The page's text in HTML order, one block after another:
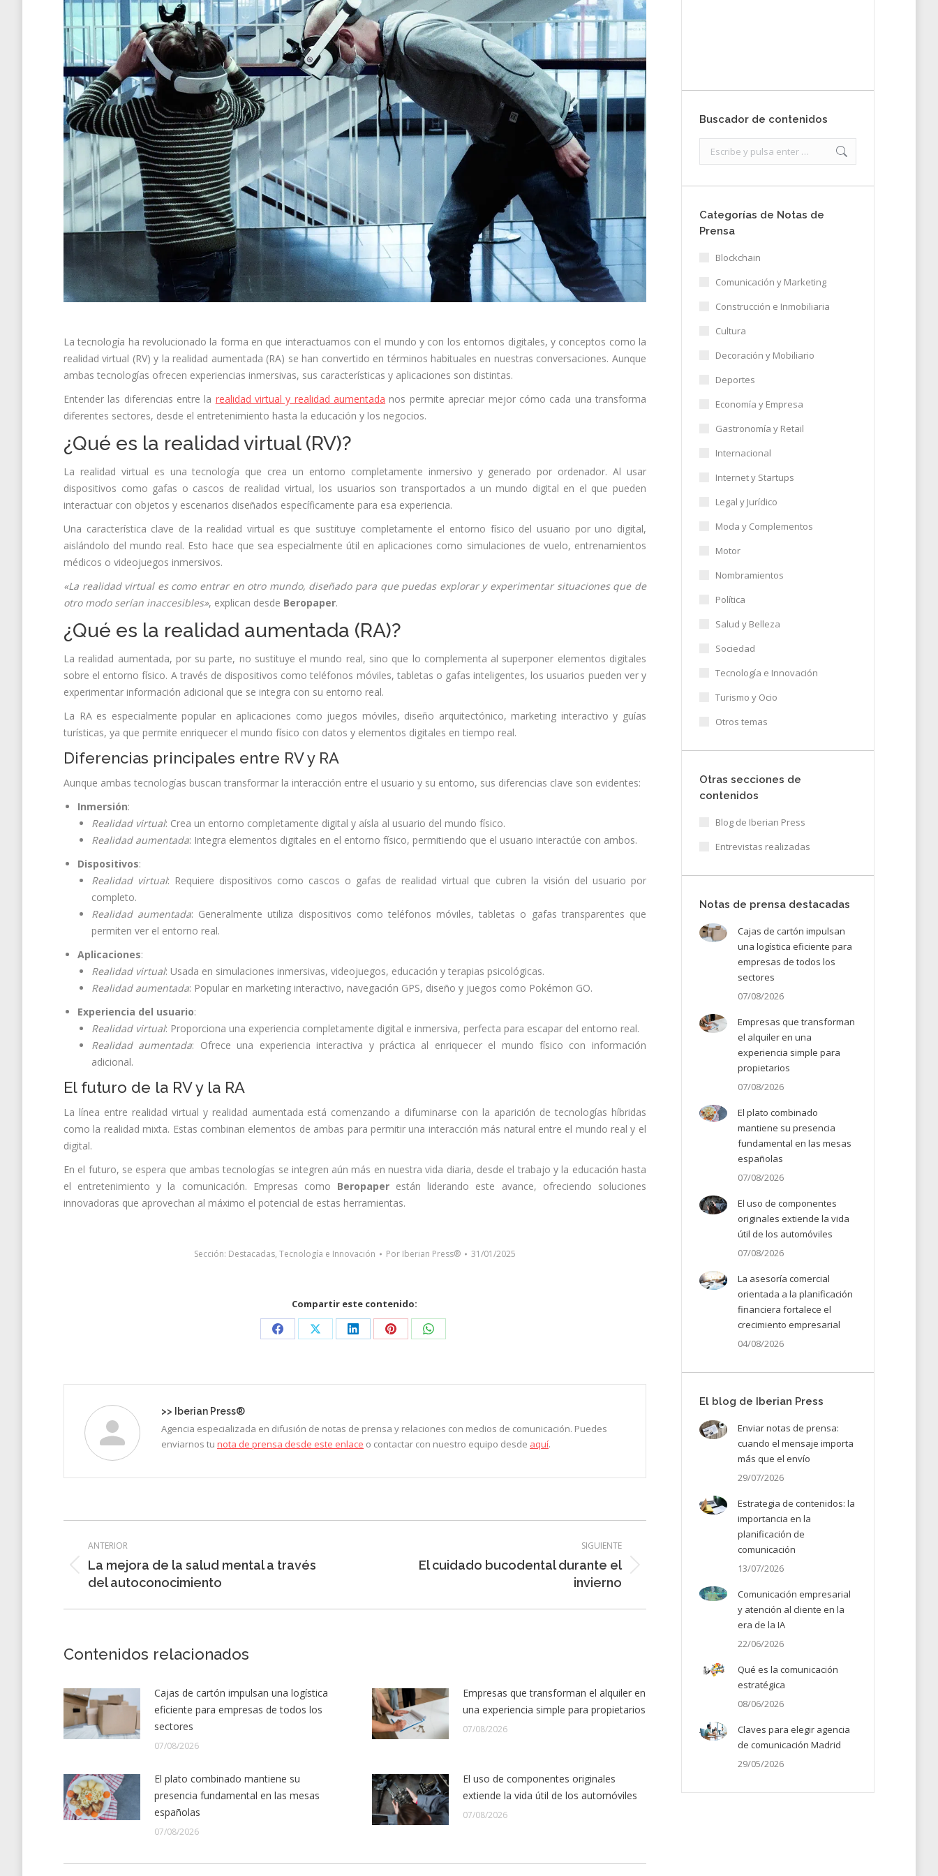
La tecnología ha revolucionado la forma en que interactuamos con el mundo y con los entornos digitales, y conceptos como la
realidad virtual (RV) y la realidad aumentada (RA) se han convertido en términos habituales en nuestras conversaciones. Aunque
ambas tecnologías ofrecen experiencias inmersivas, sus características y aplicaciones son distintas.
Entender las diferencias entre la realidad virtual y realidad aumentada nos permite apreciar mejor cómo cada una transforma
diferentes sectores, desde el entretenimiento hasta la educación y los negocios.
¿Qué es la realidad virtual (RV)?
La realidad virtual es una tecnología que crea un entorno completamente inmersivo y generado por ordenador. Al usar
dispositivos como gafas o cascos de realidad virtual, los usuarios son transportados a un mundo digital en el que pueden
interactuar con objetos y escenarios diseñados específicamente para esa experiencia.
Una característica clave de la realidad virtual es que sustituye completamente el entorno físico del usuario por uno digital,
aislándolo del mundo real. Esto hace que sea especialmente útil en aplicaciones como simulaciones de vuelo, entrenamientos
médicos o videojuegos inmersivos.
«La realidad virtual es como entrar en otro mundo, diseñado para que puedas explorar y experimentar situaciones que de
otro modo serían inaccesibles», explican desde Beropaper.
¿Qué es la realidad aumentada (RA)?
La realidad aumentada, por su parte, no sustituye el mundo real, sino que lo complementa al superponer elementos digitales
sobre el entorno físico. A través de dispositivos como teléfonos móviles, tabletas o gafas inteligentes, los usuarios pueden ver y
experimentar información adicional que se integra con su entorno real.
La RA es especialmente popular en aplicaciones como juegos móviles, diseño arquitectónico, marketing interactivo y guías
turísticas, ya que permite enriquecer el mundo físico con datos y elementos digitales en tiempo real.
Diferencias principales entre RV y RA
Aunque ambas tecnologías buscan transformar la interacción entre el usuario y su entorno, sus diferencias clave son evidentes:
Inmersión:
Realidad virtual: Crea un entorno completamente digital y aísla al usuario del mundo físico.
Realidad aumentada: Integra elementos digitales en el entorno físico, permitiendo que el usuario interactúe con ambos.
Dispositivos:
Realidad virtual: Requiere dispositivos como cascos o gafas de realidad virtual que cubren la visión del usuario por
completo.
Realidad aumentada: Generalmente utiliza dispositivos como teléfonos móviles, tabletas o gafas transparentes que
permiten ver el entorno real.
Aplicaciones:
Realidad virtual: Usada en simulaciones inmersivas, videojuegos, educación y terapias psicológicas.
Realidad aumentada: Popular en marketing interactivo, navegación GPS, diseño y juegos como Pokémon GO.
Experiencia del usuario:
Realidad virtual: Proporciona una experiencia completamente digital e inmersiva, perfecta para escapar del entorno real.
Realidad aumentada: Ofrece una experiencia interactiva y práctica al enriquecer el mundo físico con información
adicional.
El futuro de la RV y la RA
La línea entre realidad virtual y realidad aumentada está comenzando a difuminarse con la aparición de tecnologías híbridas
como la realidad mixta. Estas combinan elementos de ambas para permitir una interacción más natural entre el mundo real y el
digital.
En el futuro, se espera que ambas tecnologías se integren aún más en nuestra vida diaria, desde el trabajo y la educación hasta
el entretenimiento y la comunicación. Empresas como Beropaper están liderando este avance, ofreciendo soluciones
innovadoras que aprovechan al máximo el potencial de estas herramientas.
Sección: Destacadas, Tecnología e Innovación Por Iberian Press® 31/01/2025
Compartir este contenido:
Share
Facebook
Share
X
Share
LinkedIn
Share
Pinterest
Share
WhatsApp
>> Iberian Press®
Agencia especializada en difusión de notas de prensa y relaciones con medios de comunicación. Puedes
enviarnos tu nota de prensa desde este enlace o contactar con nuestro equipo desde aquí.
entre
entradas
ANTERIOR
Entrada
anterior:
La mejora de la salud mental a través
del autoconocimiento
SIGUIENTE
El cuidado bucodental durante el
invierno
Contenidos relacionados
Cajas de cartón impulsan una logística
eficiente para empresas de todos los
sectores
07/08/2026
Empresas que transforman el alquiler en
una experiencia simple para propietarios
07/08/2026
El plato combinado mantiene su
presencia fundamental en las mesas
españolas
07/08/2026
El uso de componentes originales
extiende la vida útil de los automóviles
07/08/2026
Buscador de contenidos
Categorías de Notas de
Prensa
Blockchain
Comunicación y Marketing
Construcción e Inmobiliaria
Cultura
Decoración y Mobiliario
Deportes
Economía y Empresa
Gastronomía y Retail
Internacional
Internet y Startups
Legal y Jurídico
Moda y Complementos
Motor
Nombramientos
Política
Salud y Belleza
Sociedad
Tecnología e Innovación
Turismo y Ocio
Otros temas
Otras secciones de
contenidos
Blog de Iberian Press
Entrevistas realizadas
Notas de prensa destacadas
Cajas de cartón impulsan
una logística eficiente para
empresas de todos los
sectores
07/08/2026
Empresas que transforman
el alquiler en una
experiencia simple para
propietarios
07/08/2026
El plato combinado
mantiene su presencia
fundamental en las mesas
españolas
07/08/2026
El uso de componentes
originales extiende la vida
útil de los automóviles
07/08/2026
La asesoría comercial
orientada a la planificación
financiera fortalece el
crecimiento empresarial
04/08/2026
El blog de Iberian Press
Enviar notas de prensa:
cuando el mensaje importa
más que el envío
29/07/2026
Estrategia de contenidos: la
importancia en la
planificación de
comunicación
13/07/2026
Comunicación empresarial
y atención al cliente en la
era de la IA
22/06/2026
Qué es la comunicación
estratégica
08/06/2026
Claves para elegir agencia
de comunicación Madrid
29/05/2026